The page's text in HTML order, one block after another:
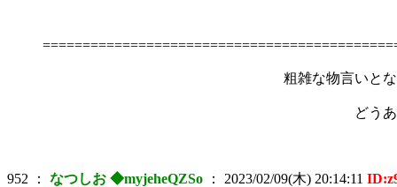
粗雑な物言いとなるが、冒険者に
どうあれ使い続ければ劣
952 ： なつしお ◆myjeheQZSo ： 2023/02/09(木) 20:14:11